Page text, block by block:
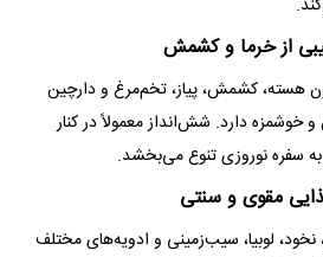
هسته، کشمش، پیاز، تخم‌مرغ و دارچین
دارد. شش‌انداز معمولاً در کنار
سفره نوروزی تنوع می‌بخشد.
لوبیا، سیب‌زمینی و ادویه‌های مختلف